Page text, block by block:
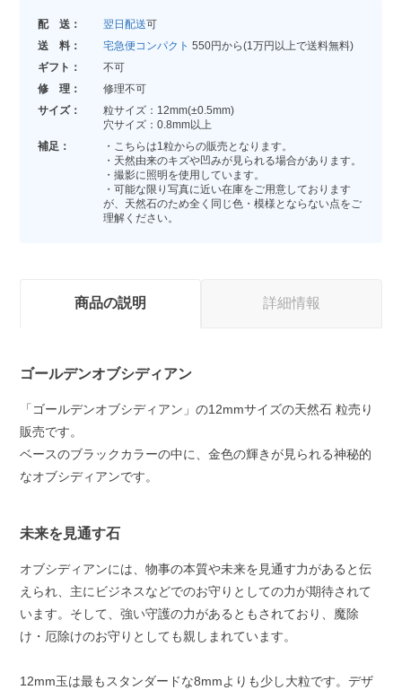
配 送： 翌日配送可
送 料：
宅急便コンパクト 550円から(1万円以上で送料無料)
ギフト：
不可
修 理：
修理不可
サイズ：
粒サイズ：12mm(±0.5mm)
穴サイズ：0.8mm以上
補足：
・こちらは1粒からの販売となります。
・天然由来のキズや凹みが見られる場合があります。
・撮影に照明を使用しています。
・可能な限り写真に近い在庫をご用意しております
が、天然石のため全く同じ色・模様とならない点をご
理解ください。
商品の説明 詳細情報
ゴールデンオブシディアン
「ゴールデンオブシディアン」の12mmサイズの天然石 粒売り
販売です。
ベースのブラックカラーの中に、金色の輝きが見られる神秘的
なオブシディアンです。
未来を見通す石
オブシディアンには、物事の本質や未来を見通す力があると伝
えられ、主にビジネスなどでのお守りとしての力が期待されて
います。そして、強い守護の力があるともされており、魔除
け・厄除けのお守りとしても親しまれています。
12mm玉は最もスタンダードな8mmよりも少し大粒です。デザ